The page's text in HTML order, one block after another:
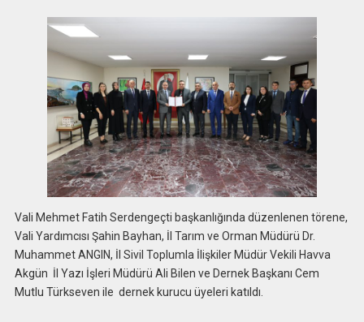
Vali Mehmet Fatih Serdengeçti başkanlığında düzenlenen törene,
Vali Yardımcısı Şahin Bayhan, İl Tarım ve Orman Müdürü Dr.
Muhammet ANGIN, İl Sivil Toplumla İlişkiler Müdür Vekili Havva
Akgün İl Yazı İşleri Müdürü Ali Bilen ve Dernek Başkanı Cem
Mutlu Türkseven ile dernek kurucu üyeleri katıldı.